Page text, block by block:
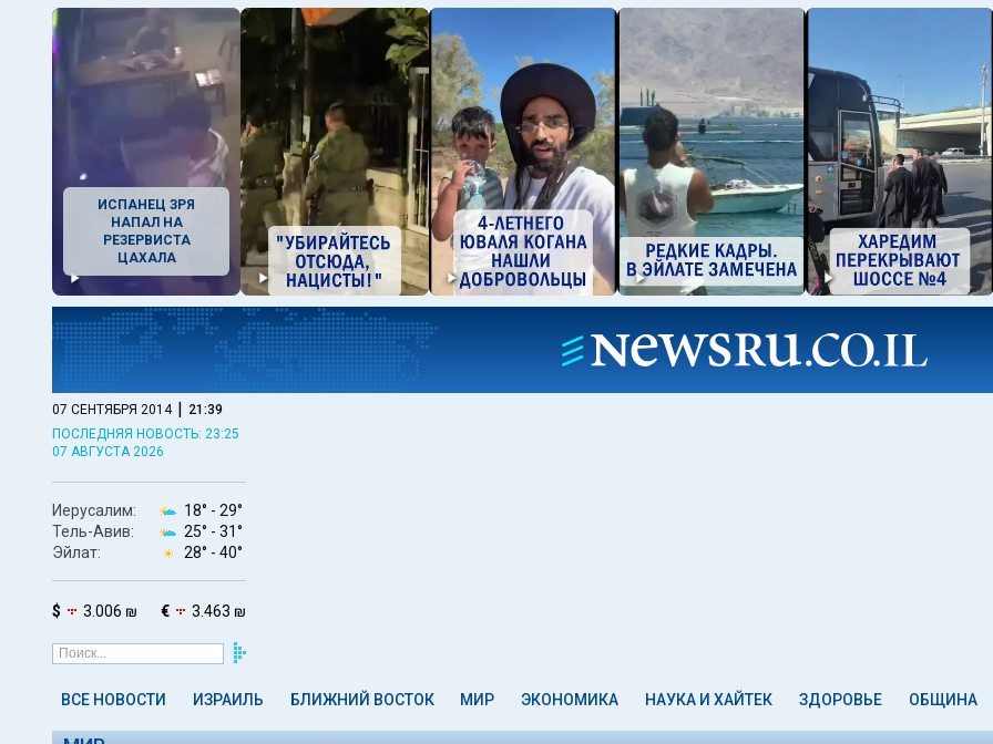
ИСПАНЕЦ ЗРЯ
НАПАЛ НА
РЕЗЕРВИСТА
ЦАХАЛА
07 СЕНТЯБРЯ 2014 | 21:39
ПОСЛЕДНЯЯ НОВОСТЬ: 23:25
07 АВГУСТА 2026
Иерусалим: 18° - 29°
Тель-Авив:
25° - 31°
Эйлат:
28° - 40°
$ 3.006 ₪ € 3.463 ₪
ВСЕ НОВОСТИ ИЗРАИЛЬ БЛИЖНИЙ ВОСТОК МИР ЭКОНОМИКА НАУКА И ХАЙТЕК ЗДОРОВЬЕ ОБЩИНА